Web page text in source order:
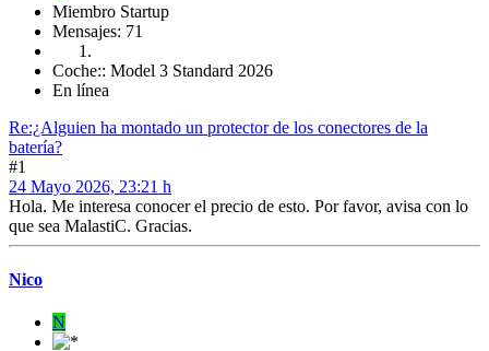
Miembro Startup
Mensajes: 71
Coche:: Model 3 Standard 2026
En línea
Re:¿Alguien ha montado un protector de los conectores de la
batería?
#1
24 Mayo 2026, 23:21 h
Hola. Me interesa conocer el precio de esto. Por favor, avisa con lo
que sea MalastiC. Gracias.
Nico
N